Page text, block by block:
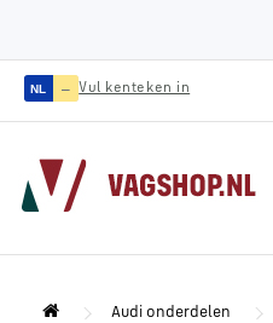
NL — Vul kenteken in
Audi onderdelen